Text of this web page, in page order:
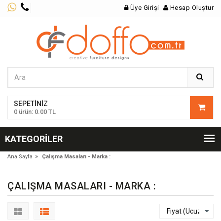
Üye Girişi Hesap Oluştur
SEPETINIZ
0 ürün: 0.00 TL
KATEGORILER
Ana Sayfa » Çalışma Masaları - Marka :
ÇALIŞMA MASALARI - MARKA :